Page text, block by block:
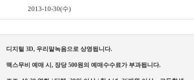
2013-10-30(수)
디지털 3D, 우리말녹음으로 상영됩니다.
맥스무비 예매 시, 장당 500원의 예매수수료가 부과됩니다.